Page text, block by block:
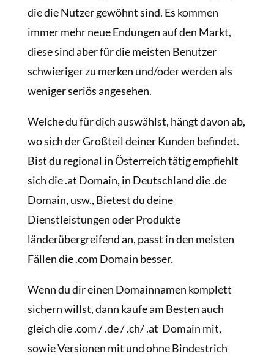
die die Nutzer gewöhnt sind. Es kommen
immer mehr neue Endungen auf den Markt,
diese sind aber für die meisten Benutzer
schwieriger zu merken und/oder werden als
weniger seriös angesehen.
Welche du für dich auswählst, hängt davon ab,
wo sich der Großteil deiner Kunden befindet.
Bist du regional in Österreich tätig empfiehlt
sich die .at Domain, in Deutschland die .de
Domain, usw., Bietest du deine
Dienstleistungen oder Produkte
länderübergreifend an, passt in den meisten
Fällen die .com Domain besser.
Wenn du dir einen Domainnamen komplett
sichern willst, dann kaufe am Besten auch
gleich die .com / .de / .ch/ .at Domain mit,
sowie Versionen mit und ohne Bindestrich